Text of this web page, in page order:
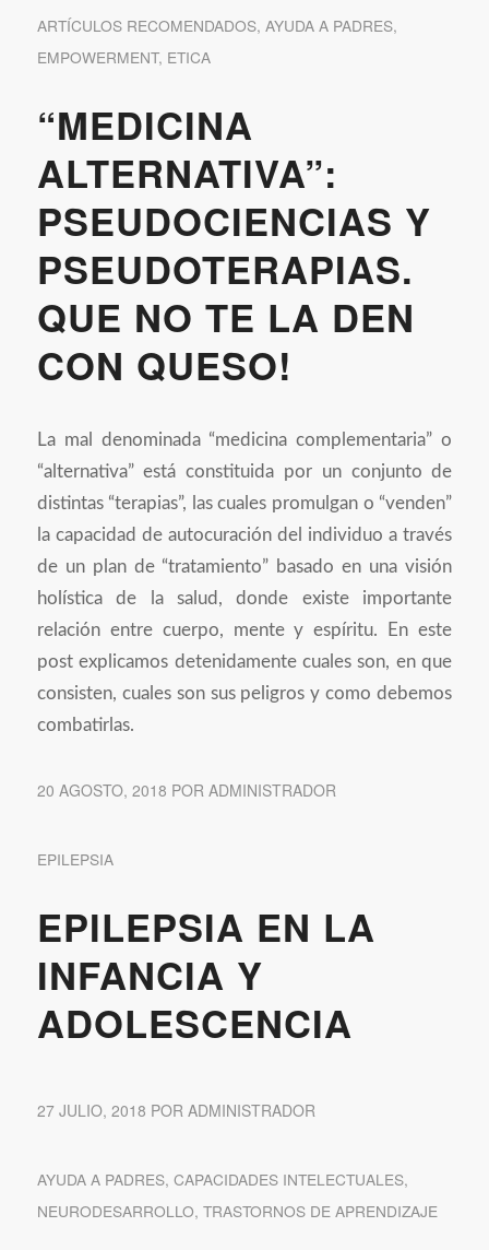
ARTÍCULOS RECOMENDADOS, AYUDA A PADRES,
EMPOWERMENT, ETICA
“MEDICINA
ALTERNATIVA”:
PSEUDOCIENCIAS Y
PSEUDOTERAPIAS.
QUE NO TE LA DEN
CON QUESO!
La mal denominada “medicina complementaria” o
“alternativa” está constituida por un conjunto de
distintas “terapias”, las cuales promulgan o “venden”
la capacidad de autocuración del individuo a través
de un plan de “tratamiento” basado en una visión
holística de la salud, donde existe importante
relación entre cuerpo, mente y espíritu. En este
post explicamos detenidamente cuales son, en que
consisten, cuales son sus peligros y como debemos
combatirlas.
20 AGOSTO, 2018 POR ADMINISTRADOR
EPILEPSIA
EPILEPSIA EN LA
INFANCIA Y
ADOLESCENCIA
27 JULIO, 2018 POR ADMINISTRADOR
AYUDA A PADRES, CAPACIDADES INTELECTUALES,
NEURODESARROLLO, TRASTORNOS DE APRENDIZAJE